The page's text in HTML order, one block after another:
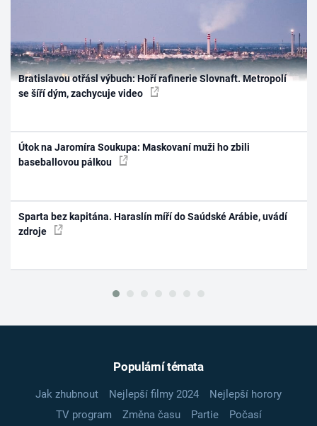
Bratislavou otřásl výbuch: Hoří rafinerie Slovnaft. Metropolí
se šíří dým, zachycuje video
Útok na Jaromíra Soukupa: Maskovaní muži ho zbili
baseballovou pálkou
Sparta bez kapitána. Haraslín míří do Saúdské Arábie, uvádí
zdroje
Populární témata
Jak zhubnout Nejlepší filmy 2024
Nejlepší horory
TV program
Změna času Partie
Počasí